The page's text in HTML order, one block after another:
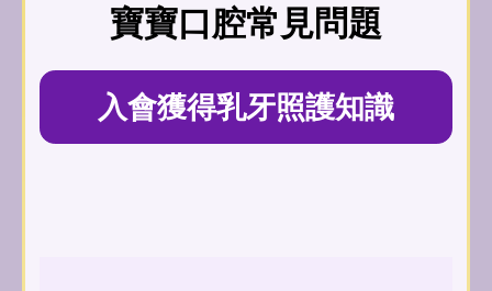
寶寶口腔常見問題
入會獲得乳牙照護知識